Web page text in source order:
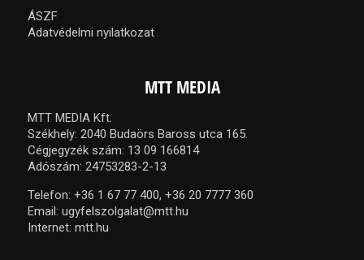
ÁSZF
Adatvédelmi nyilatkozat
MTT MEDIA
MTT MEDIA Kft.
Székhely: 2040 Budaörs Baross utca 165.
Cégjegyzék szám: 13 09 166814
Adószám: 24753283-2-13
Telefon: +36 1 67 77 400, +36 20 7777 360
Email: ugyfelszolgalat@mtt.hu
Internet: mtt.hu